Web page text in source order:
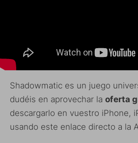
Shadowmatic es un juego
dudéis en aprovechar la oferta
descargarlo en vuestro iPhone,
usando este enlace directo a la